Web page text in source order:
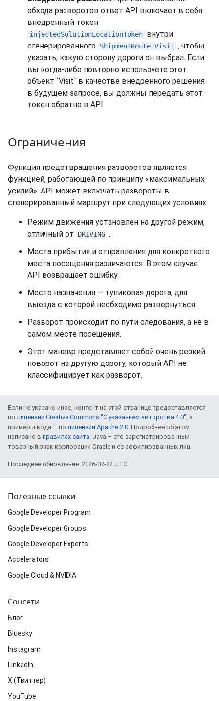
обхода разворотов ответ API включает в себя
внедренный токен
injectedSolutionLocationToken внутри
сгенерированного
ShipmentRoute.Visit , чтобы
указать, какую сторону дороги он выбрал. Если
вы когда-либо повторно используете этот
объект `Visit` в качестве внедренного решения
в будущем запросе, вы должны передать этот
токен обратно в API.
Ограничения
Функция предотвращения разворотов является
функцией, работающей по принципу «максимальных
усилий». API может включать развороты в
сгенерированный маршрут при следующих условиях:
Режим движения установлен на другой режим,
отличный от
DRIVING .
Места прибытия и отправления для конкретного
места посещения различаются. В этом случае
API возвращает ошибку.
Место назначения — тупиковая дорога, для
выезда с которой необходимо развернуться.
Разворот происходит по пути следования, а не в
самом месте посещения.
Этот маневр представляет собой очень резкий
поворот на другую дорогу, который API не
классифицирует как разворот.
Если не указано иное, контент на этой странице предоставляется
по лицензии Creative Commons "С указанием авторства 4.0" , а
примеры кода – по лицензии Apache 2.0 . Подробнее об этом
написано в правилах сайта . Java – это зарегистрированный
товарный знак корпорации Oracle и ее аффилированных лиц.
Последнее обновление: 2026-07-22 UTC.
Полезные ссылки
Google Developer Program
Google Developer Groups
Google Developer Experts
Accelerators
Google Cloud & NVIDIA
Соцсети
Блог
Bluesky
Instagram
LinkedIn
X (Твиттер)
YouTube